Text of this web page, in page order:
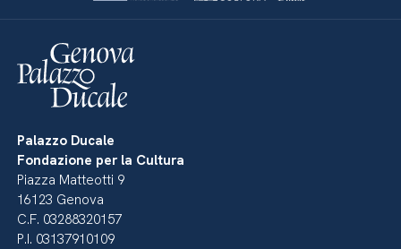
Palazzo Ducale
Fondazione per la Cultura
Piazza Matteotti 9
16123 Genova
C.F. 03288320157
P.I. 03137910109